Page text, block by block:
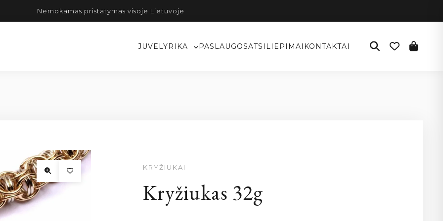
Nemokamas pristatymas visoje Lietuvoje
JUVELYRIKA PASLAUGOSATSILIEPIMAI KONTAKTAI
KRYŽIUKAI
Kryžiukas 32g